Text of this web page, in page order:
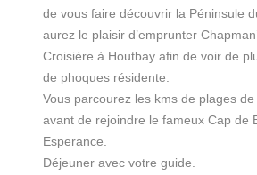
de vous faire découvrir la Péninsule
aurez le plaisir d’emprunter
Croisière à Houtbay afin de voir de
de phoques résidente.
Vous parcourez les kms de plages de
avant de rejoindre le fameux Cap de
Esperance.
Déjeuner avec votre guide.